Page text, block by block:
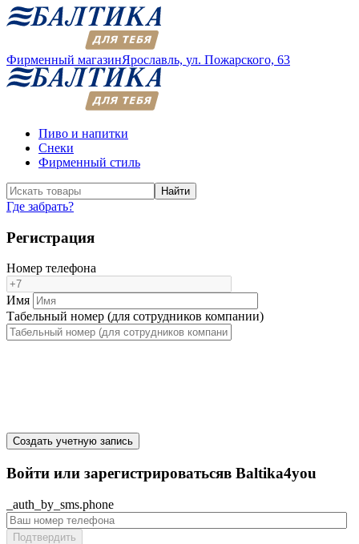
Фирменный магазинЯрославль, ул. Пожарского, 63
Пиво и напитки
Снеки
Фирменный стиль
Найти
Где забрать?
Регистрация
Номер телефона
Имя
Табельный номер (для сотрудников компании)
Создать учетную запись
Войти или зарегистрироватьсяв Baltika4you
_auth_by_sms.phone
Подтвердить